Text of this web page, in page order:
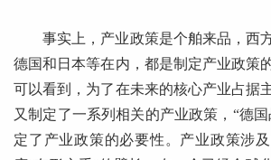
事实上，产业政策是个舶来品，西
德国和日本等在内，都是制定产业政策
可以看到，为了在未来的核心产业占据
又制定了一系列相关的产业政策，“德
定了产业政策的必要性。产业政策涉